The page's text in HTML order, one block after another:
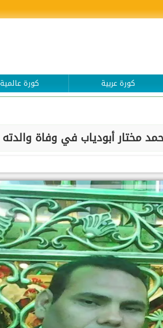
كورة عربية كورة عالمية
مختار أبودياب في وفاة والدته